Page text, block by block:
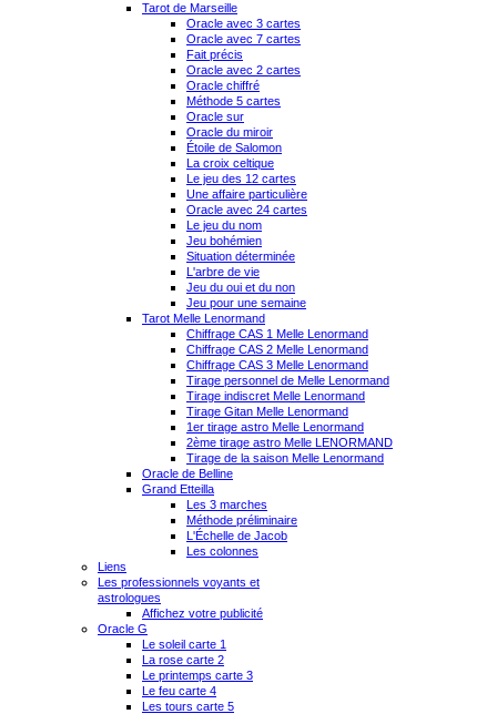
Tarot de Marseille
Oracle avec 3 cartes
Oracle avec 7 cartes
Fait précis
Oracle avec 2 cartes
Oracle chiffré
Méthode 5 cartes
Oracle sur
Oracle du miroir
Étoile de Salomon
La croix celtique
Le jeu des 12 cartes
Une affaire particulière
Oracle avec 24 cartes
Le jeu du nom
Jeu bohémien
Situation déterminée
L'arbre de vie
Jeu du oui et du non
Jeu pour une semaine
Tarot Melle Lenormand
Chiffrage CAS 1 Melle Lenormand
Chiffrage CAS 2 Melle Lenormand
Chiffrage CAS 3 Melle Lenormand
Tirage personnel de Melle Lenormand
Tirage indiscret Melle Lenormand
Tirage Gitan Melle Lenormand
1er tirage astro Melle Lenormand
2ème tirage astro Melle LENORMAND
Tirage de la saison Melle Lenormand
Oracle de Belline
Grand Etteilla
Les 3 marches
Méthode préliminaire
L'Échelle de Jacob
Les colonnes
Liens
Les professionnels voyants et
astrologues
Affichez votre publicité
Oracle G
Le soleil carte 1
La rose carte 2
Le printemps carte 3
Le feu carte 4
Les tours carte 5